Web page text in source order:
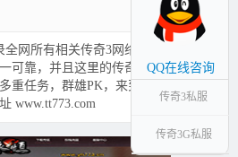
网所有相关传奇3网络游戏
可靠，并且这里的传奇3私
重任务，群雄PK，来到这
www.tt773.com
QQ在线咨询
传奇3私服
传奇3G私服